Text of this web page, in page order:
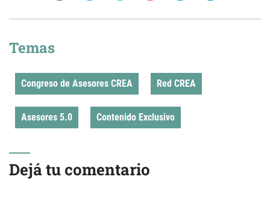
Temas
Congreso de Asesores CREA Red CREA
Asesores 5.0 Contenido Exclusivo
Dejá tu comentario